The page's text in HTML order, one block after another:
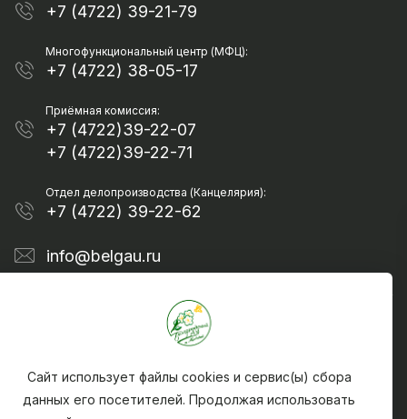
+7 (4722) 39-21-79
Многофункциональный центр (МФЦ):
+7 (4722) 38-05-17
Приёмная комиссия:
+7 (4722)39-22-07
+7 (4722)39-22-71
Отдел делопроизводства (Канцелярия):
+7 (4722) 39-22-62
info@belgau.ru
Сайт использует файлы cookies и сервис(ы) сбора
данных его посетителей. Продолжая использовать